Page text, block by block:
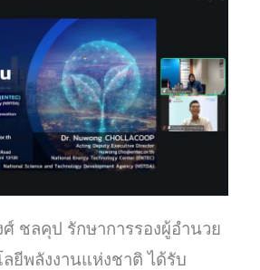
ชลคุป รักษาการรองผู้อำนวย
ยีพลังงานแห่งชาติ ได้รับ